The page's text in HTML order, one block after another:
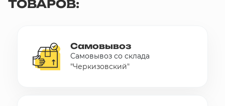
ТОВАРОВ:
Самовывоз
Самовывоз со склада
"Черкизовский"